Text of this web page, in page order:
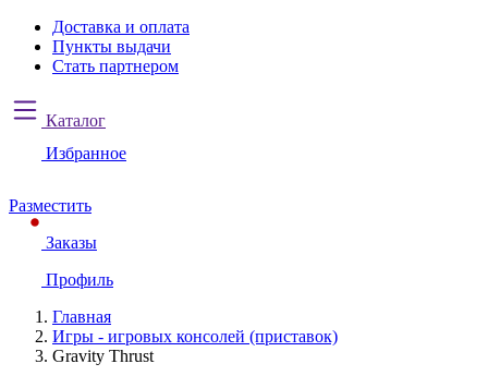
Доставка и оплата
Пункты выдачи
Стать партнером
Каталог
Избранное
Разместить
Заказы
Профиль
Главная
Игры - игровых консолей (приставок)
Gravity Thrust